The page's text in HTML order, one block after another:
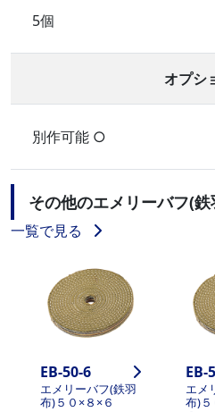
5個
オプシ
別作可能 ○
その他のエメリーバフ(
一覧で見る
EB-50-6
エメリーバフ(鉄羽
布)５０×８×６
EB-
エメ
布)５